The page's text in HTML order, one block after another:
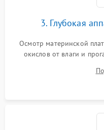
3. Глубокая
Осмотр материнской
окислов от влаги и
дежурных